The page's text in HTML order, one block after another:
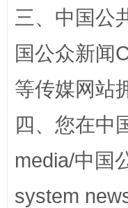
国家大学科技
三、中国公
国公众新闻
等传媒网站
四、您在中
media/中国
system